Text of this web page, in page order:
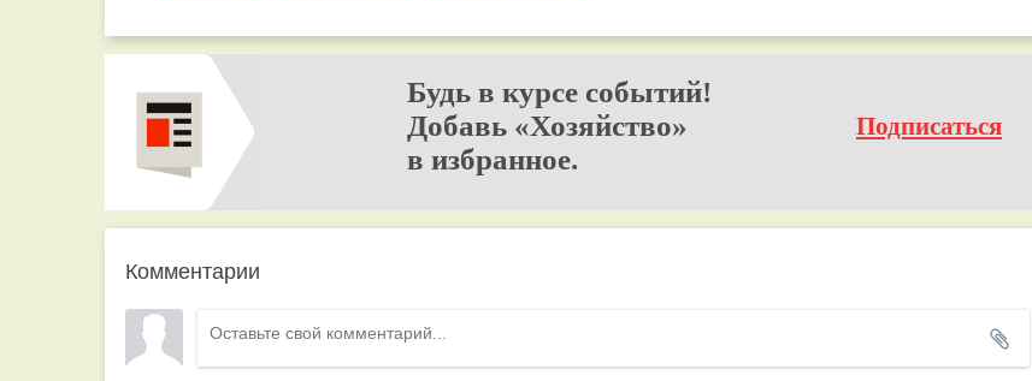
Будь в курсе событий!
Добавь «Хозяйство»
в избранное.
Подписаться
Комментарии